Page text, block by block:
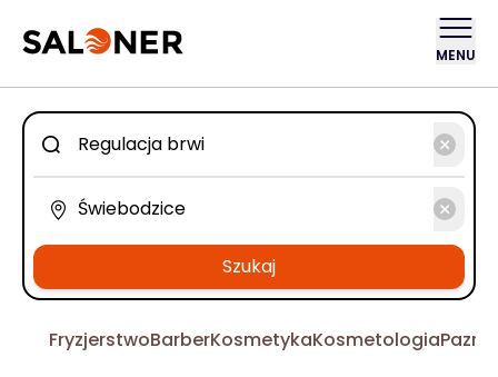
MENU
Szukaj
FryzjerstwoBarberKosmetykaKosmetologia